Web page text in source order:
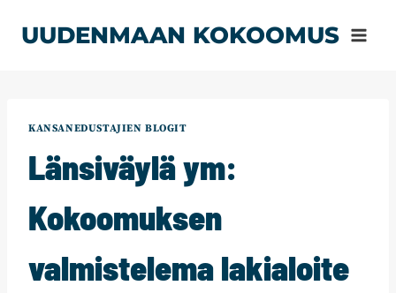
sisältöön
UUDENMAAN KOKOOMUS
KANSANEDUSTAJIEN BLOGIT
Länsiväylä ym:
Kokoomuksen
valmistelema lakialoite